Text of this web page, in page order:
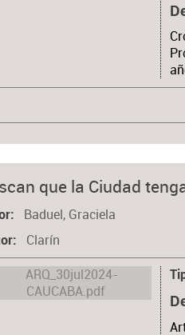
que la Ciudad
Baduel, Graciela
Clarín